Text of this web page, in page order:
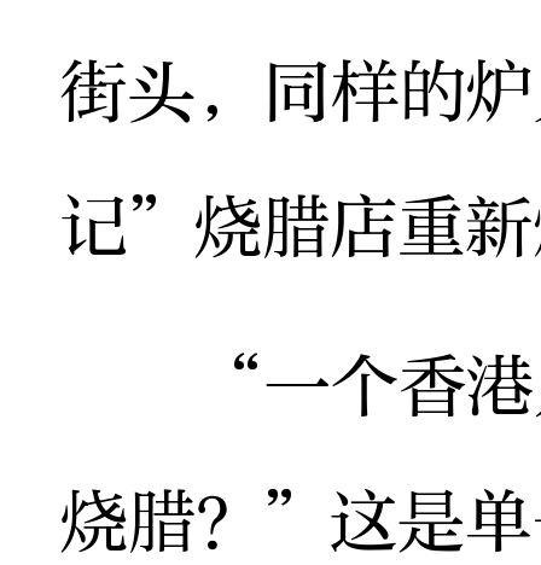
街头，同样的
记”烧腊店重
“一个香港
烧腊？”这是